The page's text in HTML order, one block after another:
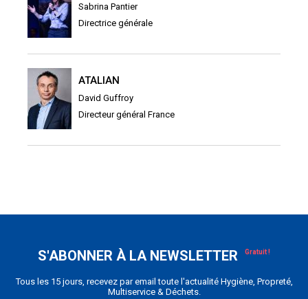
Sabrina Pantier
Directrice générale
ATALIAN
David Guffroy
Directeur général France
S'ABONNER À LA NEWSLETTER
Tous les 15 jours, recevez par email toute l'actualité Hygiène, Propreté,
Multiservice & Déchets.